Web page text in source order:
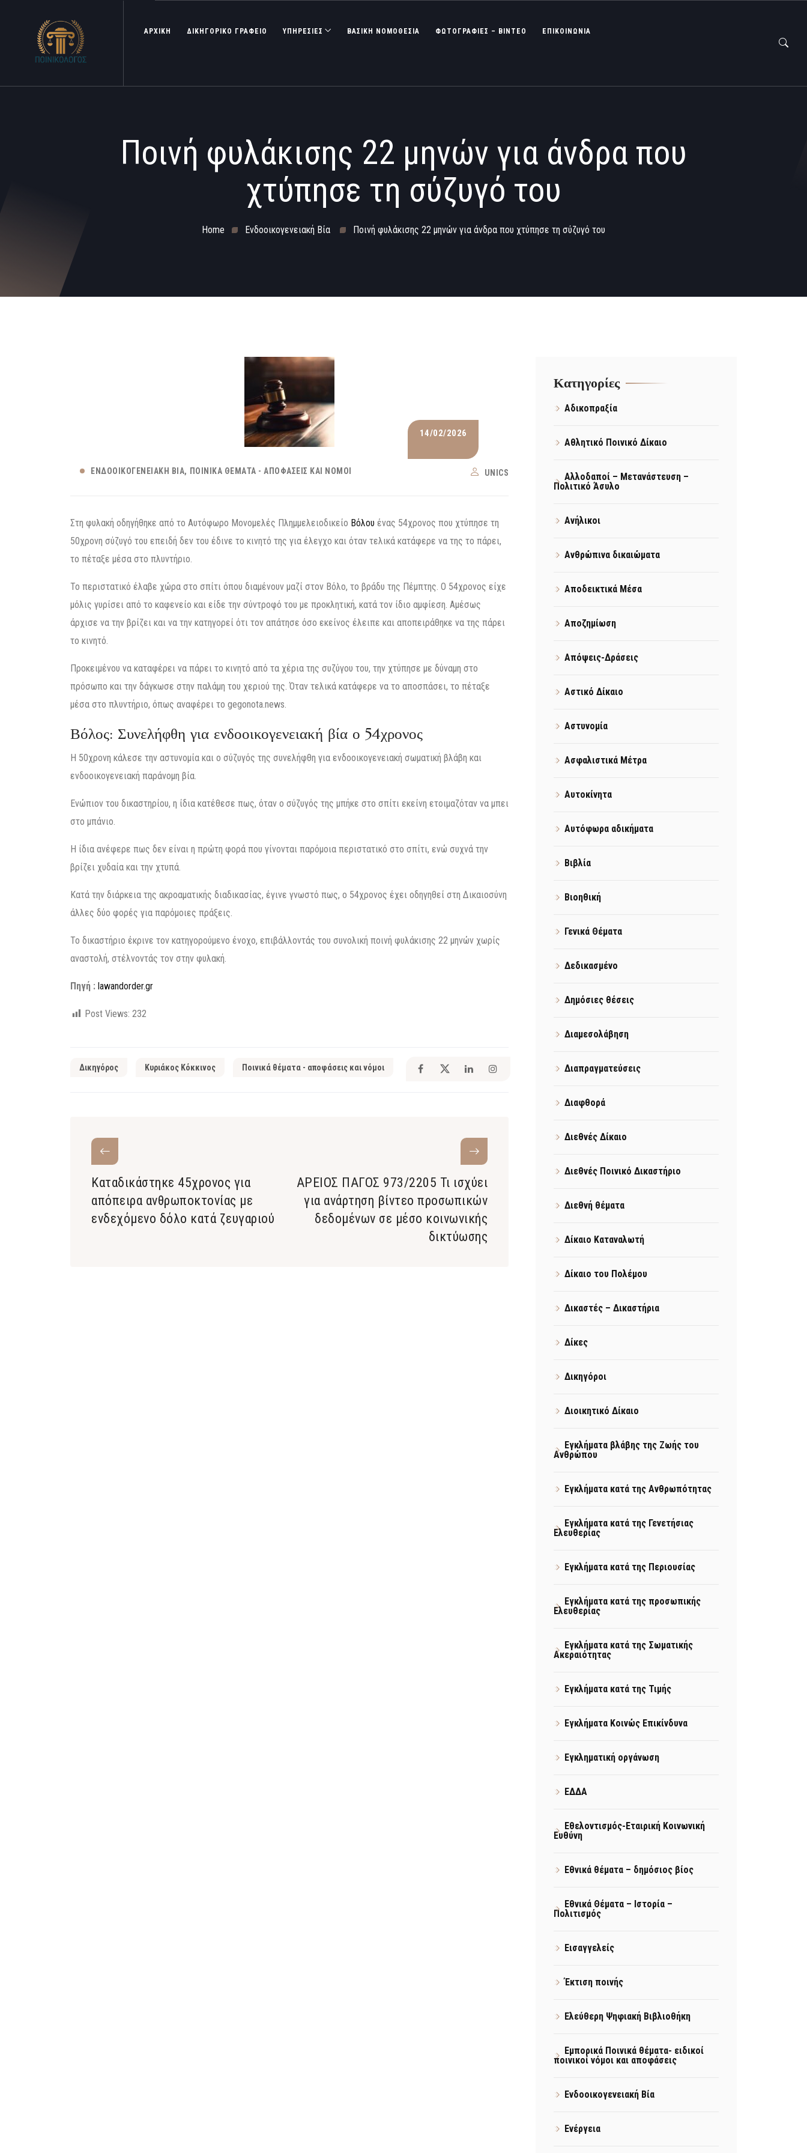
ΑΡΧΙΚΗ ΔΙΚΗΓΟΡΙΚΟ ΓΡΑΦΕΙΟ ΥΠΗΡΕΣΙΕΣ ΒΑΣΙΚΉ ΝΟΜΟΘΕΣΊΑ ΦΩΤΟΓΡΑΦΊΕΣ – ΒΊΝΤΕΟ ΕΠΙΚΟΙΝΩΝΙΑ
Ποινή φυλάκισης 22 μηνών για άνδρα που
χτύπησε τη σύζυγό του
Home Ενδοοικογενειακή Βία Ποινή φυλάκισης 22 μηνών για άνδρα που χτύπησε τη σύζυγό του
14/02/2026
ΕΝΔΟΟΙΚΟΓΕΝΕΙΑΚΉ ΒΊΑ ΠΟΙΝΙΚΆ ΘΈΜΑΤΑ - ΑΠΟΦΆΣΕΙΣ ΚΑΙ ΝΌΜΟΙ UNICS
Στη φυλακή οδηγήθηκε από το Αυτόφωρο Μονομελές Πλημμελειοδικείο Βόλου ένας 54χρονος που χτύπησε τη
50χρονη σύζυγό του επειδή δεν του έδινε το κινητό της για έλεγχο και όταν τελικά κατάφερε να της το πάρει,
το πέταξε μέσα στο πλυντήριο.
Το περιστατικό έλαβε χώρα στο σπίτι όπου διαμένουν μαζί στον Βόλο, το βράδυ της Πέμπτης. Ο 54χρονος είχε
μόλις γυρίσει από το καφενείο και είδε την σύντροφό του με προκλητική, κατά τον ίδιο αμφίεση. Αμέσως
άρχισε να την βρίζει και να την κατηγορεί ότι τον απάτησε όσο εκείνος έλειπε και αποπειράθηκε να της πάρει
το κινητό.
Προκειμένου να καταφέρει να πάρει το κινητό από τα χέρια της συζύγου του, την χτύπησε με δύναμη στο
πρόσωπο και την δάγκωσε στην παλάμη του χεριού της. Όταν τελικά κατάφερε να το αποσπάσει, το πέταξε
μέσα στο πλυντήριο, όπως αναφέρει το gegonota.news.
Βόλος: Συνελήφθη για ενδοοικογενειακή βία ο 54χρονος
Η 50χρονη κάλεσε την αστυνομία και ο σύζυγός της συνελήφθη για ενδοοικογενειακή σωματική βλάβη και
ενδοοικογενειακή παράνομη βία.
Ενώπιον του δικαστηρίου, η ίδια κατέθεσε πως, όταν ο σύζυγός της μπήκε στο σπίτι εκείνη ετοιμαζόταν να μπει
στο μπάνιο.
Η ίδια ανέφερε πως δεν είναι η πρώτη φορά που γίνονται παρόμοια περιστατικό στο σπίτι, ενώ συχνά την
βρίζει χυδαία και την χτυπά.
Κατά την διάρκεια της ακροαματικής διαδικασίας, έγινε γνωστό πως, ο 54χρονος έχει οδηγηθεί στη Δικαιοσύνη
άλλες δύο φορές για παρόμοιες πράξεις.
Το δικαστήριο έκρινε τον κατηγορούμενο ένοχο, επιβάλλοντάς του συνολική ποινή φυλάκισης 22 μηνών χωρίς
αναστολή, στέλνοντάς τον στην φυλακή.
Πηγή : lawandorder.gr
Post Views: 232
Δικηγόρος Κυριάκος Κόκκινος Ποινικά θέματα - αποφάσεις και νόμοι
Καταδικάστηκε 45χρονος για
απόπειρα ανθρωποκτονίας με
ενδεχόμενο δόλο κατά ζευγαριού
ΑΡΕΙΟΣ ΠΑΓΟΣ 973/2205 Τι ισχύει
για ανάρτηση βίντεο προσωπικών
δεδομένων σε μέσο κοινωνικής
δικτύωσης
Kατηγορίες
Αδικοπραξία
Αθλητικό Ποινικό Δίκαιο
Αλλοδαποί – Μετανάστευση –
Πολιτικό Άσυλο
Ανήλικοι
Ανθρώπινα δικαιώματα
Αποδεικτικά Μέσα
Αποζημίωση
Απόψεις-Δράσεις
Αστικό Δίκαιο
Αστυνομία
Ασφαλιστικά Μέτρα
Αυτοκίνητα
Αυτόφωρα αδικήματα
Βιβλία
Βιοηθική
Γενικά Θέματα
Δεδικασμένο
Δημόσιες θέσεις
Διαμεσολάβηση
Διαπραγματεύσεις
Διαφθορά
Διεθνές Δίκαιο
Διεθνές Ποινικό Δικαστήριο
Διεθνή θέματα
Δίκαιο Καταναλωτή
Δίκαιο του Πολέμου
Δικαστές – Δικαστήρια
Δίκες
Δικηγόροι
Διοικητικό Δίκαιο
Εγκλήματα βλάβης της Ζωής του
Ανθρώπου
Εγκλήματα κατά της Ανθρωπότητας
Εγκλήματα κατά της Γενετήσιας
Ελευθερίας
Εγκλήματα κατά της Περιουσίας
Εγκλήματα κατά της προσωπικής
Ελευθερίας
Εγκλήματα κατά της Σωματικής
Ακεραιότητας
Εγκλήματα κατά της Τιμής
Εγκλήματα Κοινώς Επικίνδυνα
Εγκληματική οργάνωση
ΕΔΔΑ
Εθελοντισμός-Εταιρική Κοινωνική
Ευθύνη
Εθνικά θέματα – δημόσιος βίος
Εθνικά Θέματα – Ιστορία –
Πολιτισμός
Εισαγγελείς
Έκτιση ποινής
Ελεύθερη Ψηφιακή Βιβλιοθήκη
Εμπορικά Ποινικά θέματα- ειδικοί
ποινικοί νόμοι και αποφάσεις
Ενδοοικογενειακή Βία
Ενέργεια